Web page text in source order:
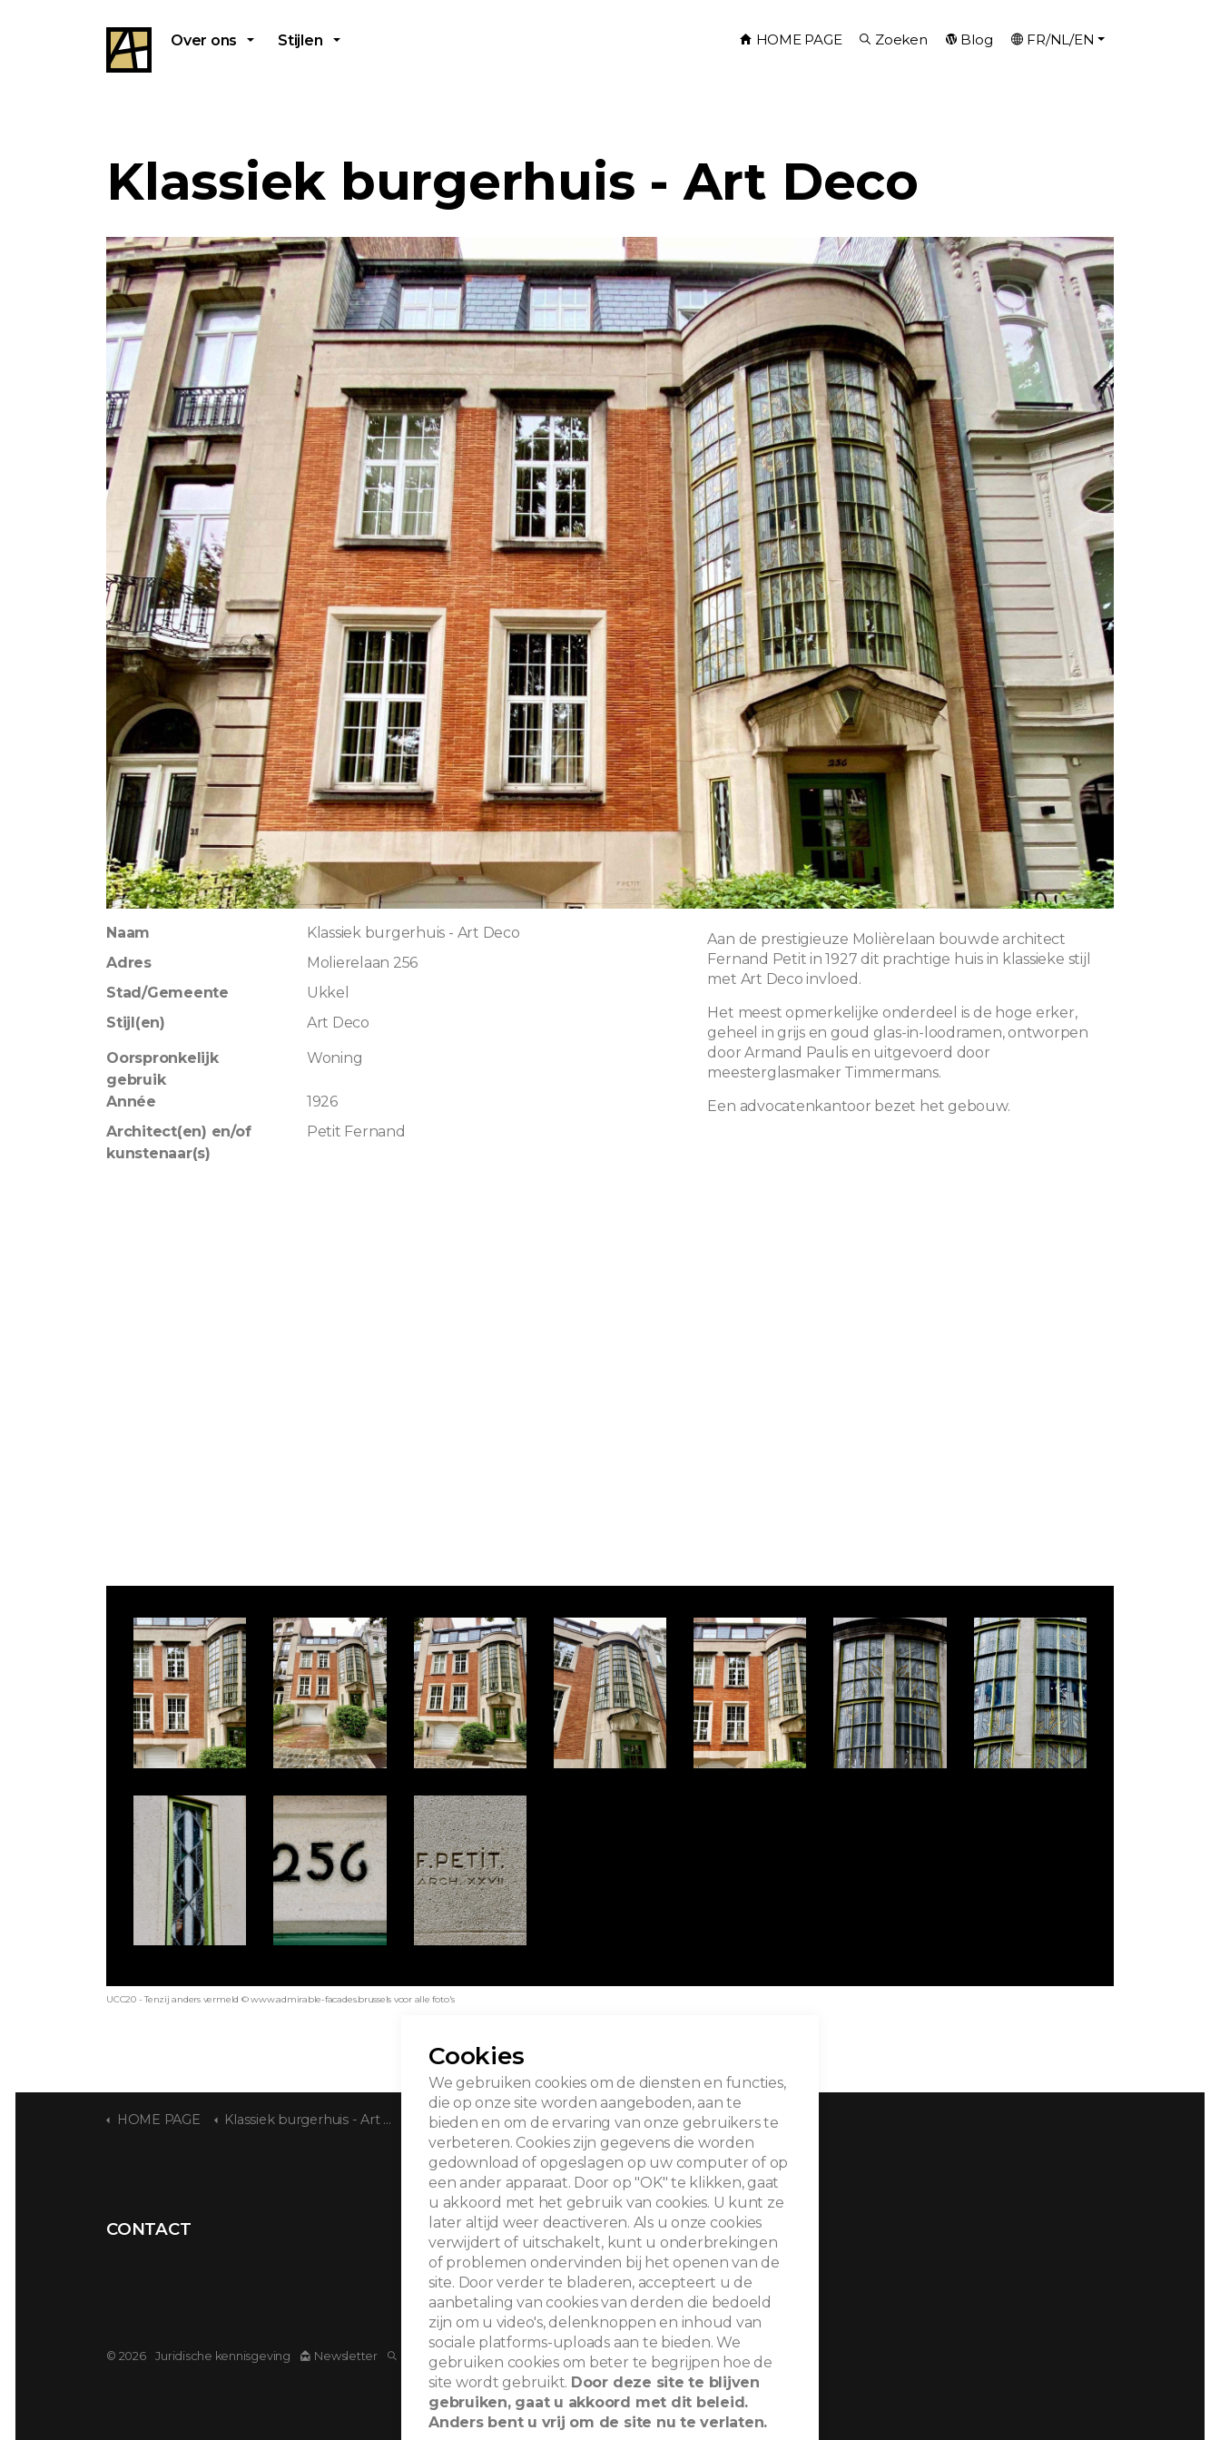
Over ons Stijlen HOME PAGE Zoeken Blog FR/NL/EN
Klassiek burgerhuis - Art Deco
Naam
Klassiek burgerhuis - Art Deco
Adres
Molierelaan 256
Stad/Gemeente
Ukkel
Stijl(en)
Art Deco
Oorspronkelijk
gebruik
Woning
Année
1926
Architect(en) en/of
kunstenaar(s)
Petit Fernand
Aan de prestigieuze Molièrelaan bouwde architect
Fernand Petit in 1927 dit prachtige huis in klassieke stijl
met Art Deco invloed.
Het meest opmerkelijke onderdeel is de hoge erker,
geheel in grijs en goud glas-in-loodramen, ontworpen
door Armand Paulis en uitgevoerd door
meesterglasmaker Timmermans.
Een advocatenkantoor bezet het gebouw.
UCC20 - Tenzij anders vermeld © www.admirable-facades.brussels voor alle foto's
HOME PAGE Klassiek burgerhuis - Art Deco
CONTACT
© 2026 Juridische kennisgeving Newsletter Zoeken
Cookies
We gebruiken cookies om de diensten en functies,
die op onze site worden aangeboden, aan te
bieden en om de ervaring van onze gebruikers te
verbeteren. Cookies zijn gegevens die worden
gedownload of opgeslagen op uw computer of op
een ander apparaat. Door op "OK" te klikken, gaat
u akkoord met het gebruik van cookies. U kunt ze
later altijd weer deactiveren. Als u onze cookies
verwijdert of uitschakelt, kunt u onderbrekingen
of problemen ondervinden bij het openen van de
site. Door verder te bladeren, accepteert u de
aanbetaling van cookies van derden die bedoeld
zijn om u video's, delenknoppen en inhoud van
sociale platforms-uploads aan te bieden. We
gebruiken cookies om beter te begrijpen hoe de
site wordt gebruikt. Door deze site te blijven
gebruiken, gaat u akkoord met dit beleid.
Anders bent u vrij om de site nu te verlaten.